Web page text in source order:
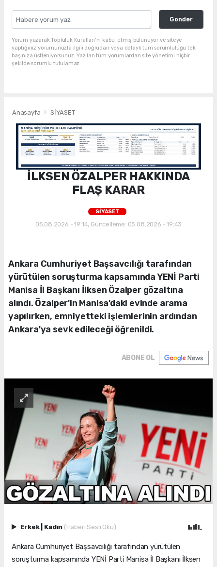
Gonder
Yorum yazarak Topluluk Kuralları’nı kabul etmiş bulunuyor ve siteye
yaptığınız yorumunuzla ilgili doğrudan veya dolaylı tüm sorumluluğu tek
başınıza üstleniyorsunuz. Yazılan tüm yorumlardan site yönetimi hiçbir
şekilde sorumlu tutulamaz.
Anasayfa SİYASET
İLKSEN ÖZALPER HAKKINDA
FLAŞ KARAR
SİYASET
05.08.2026 - 19:14, Güncelleme: 05.08.2026 - 19:43
Ankara Cumhuriyet Başsavcılığı tarafından
yürütülen soruşturma kapsamında YENİ Parti
Manisa İl Başkanı İlksen Özalper gözaltına
alındı. Özalper'in Manisa'daki evinde arama
yapılırken, emniyetteki işlemlerinin ardından
Ankara'ya sevk edileceği öğrenildi.
ABONE OL
Erkek Kadın (Haberi Sesli Oku)
Ankara Cumhuriyet Başsavcılığı tarafından yürütülen
soruşturma kapsamında YENİ Parti Manisa İl Başkanı İlksen